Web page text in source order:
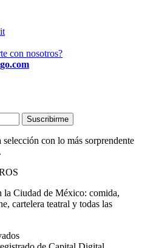
con nosotros?
Suscribirme
selección con lo más sorprendente
la Ciudad de México: comida,
cartelera teatral y todas las